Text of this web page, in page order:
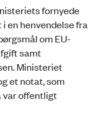
fornyede
en henvendelse fra
om EU-
samt
Ministeriet
et notat, som
offentligt